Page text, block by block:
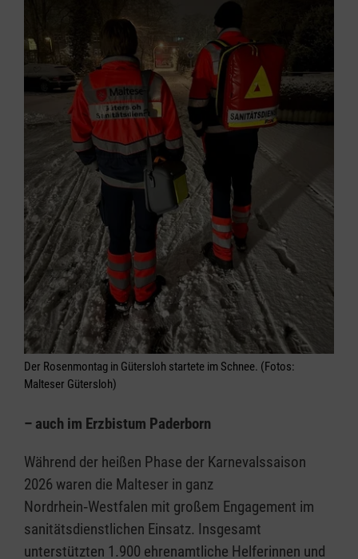
Der Rosenmontag in Gütersloh startete im Schnee. (Fotos:
Malteser Gütersloh)
– auch im Erzbistum Paderborn
Während der heißen Phase der Karnevalssaison
2026 waren die Malteser in ganz
Nordrhein‑Westfalen mit großem Engagement im
sanitätsdienstlichen Einsatz. Insgesamt
unterstützten 1.900 ehrenamtliche Helferinnen und